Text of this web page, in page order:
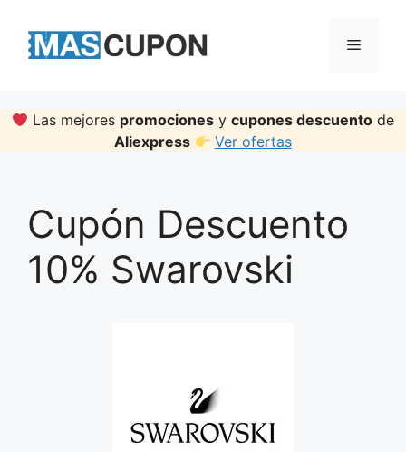
content
Menu
Las mejores promociones ycupones descuento de
Aliexpress
Ver ofertas
Cupón Descuento
10% Swarovski